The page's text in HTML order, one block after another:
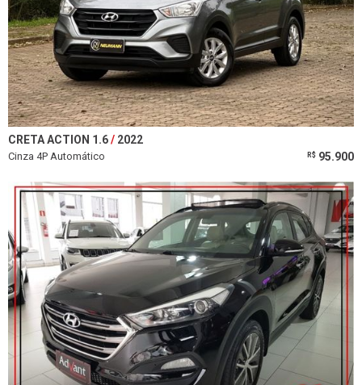
CRETA ACTION 1.6 2022
Cinza 4P Automático R$ 95.900